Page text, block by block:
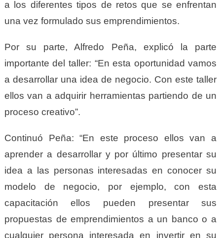
a los diferentes tipos de retos que se enfrentan
una vez formulado sus emprendimientos.
Por su parte, Alfredo Peña, explicó la parte
importante del taller: “En esta oportunidad vamos
a desarrollar una idea de negocio. Con este taller
ellos van a adquirir herramientas partiendo de un
proceso creativo”.
Continuó Peña: “En este proceso ellos van a
aprender a desarrollar y por último presentar su
idea a las personas interesadas en conocer su
modelo de negocio, por ejemplo, con esta
capacitación ellos pueden presentar sus
propuestas de emprendimientos a un banco o a
cualquier persona interesada en invertir en su